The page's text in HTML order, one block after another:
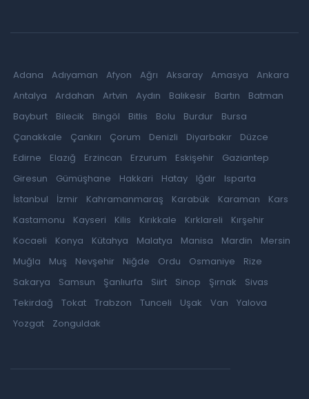
Adana Adıyaman Afyon Ağrı Aksaray Amasya
Ankara
Antalya
Ardahan Artvin Aydın Balıkesir Bartın
Batman
Bayburt
Bilecik Bingöl Bitlis Bolu Burdur
Bursa
Çanakkale
Çankırı Çorum Denizli Diyarbakır
Düzce
Edirne
Elazığ Erzincan Erzurum Eskişehir
Gaziantep
Giresun
Gümüşhane Hakkari Hatay Iğdır
Isparta
İstanbul
İzmir Kahramanmaraş Karabük Karaman
Kars
Kastamonu
Kayseri Kilis Kırıkkale Kırklareli
Kırşehir
Kocaeli
Konya Kütahya Malatya Manisa Mardin
Mersin
Muğla
Muş Nevşehir Niğde Ordu Osmaniye
Rize
Sakarya
Samsun Şanlıurfa Siirt Sinop Şırnak
Sivas
Tekirdağ
Tokat Trabzon Tunceli Uşak Van
Yalova
Yozgat
Zonguldak